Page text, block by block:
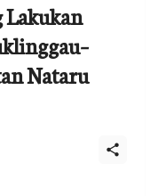
Lakukan
Nataru